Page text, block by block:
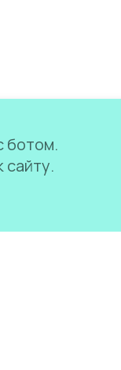
ботом.
сайту.